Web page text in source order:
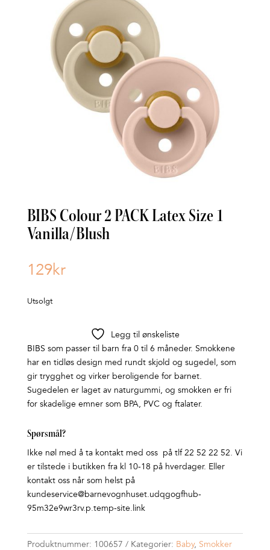
BIBS Colour 2 PACK Latex Size 1
Vanilla/Blush
129kr
Utsolgt
Legg til ønskeliste
BIBS som passer til barn fra 0 til 6 måneder. Smokkene
har en tidløs design med rundt skjold og sugedel, som
gir trygghet og virker beroligende for barnet.
Sugedelen er laget av naturgummi, og smokken er fri
for skadelige emner som BPA, PVC og ftalater.
Spørsmål?
Ikke nøl med å ta kontakt med oss på tlf 22 52 22 52. Vi
er tilstede i butikken fra kl 10-18 på hverdager. Eller
kontakt oss når som helst på
kundeservice@barnevognhuset.udqgogfhub-
95m32e9wr3rv.p.temp-site.link
Produktnummer: 100657 Kategorier: Baby, Smokker